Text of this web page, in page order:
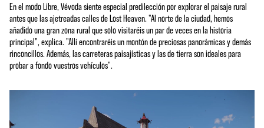
En el modo Libre, Vévoda siente especial predilección por explorar el paisaje rural
antes que las ajetreadas calles de Lost Heaven. "Al norte de la ciudad, hemos
añadido una gran zona rural que solo visitaréis un par de veces en la historia
principal", explica. "Allí encontraréis un montón de preciosas panorámicas y demás
rinconcillos. Además, las carreteras paisajísticas y las de tierra son ideales para
probar a fondo vuestros vehículos".